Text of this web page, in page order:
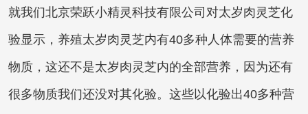
就我们北京荣跃小精灵科技有限公司对太岁肉灵芝化
验显示， 养殖太岁肉灵芝内有40多种人体需要的营养
物质，这还不是太岁肉灵芝内的全部营养，因为还有
很多物质我们还没对其化验。这些以化验出40多种营